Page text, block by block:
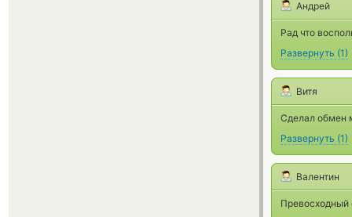
Андрей
Рад что
Развернуть (1)
Витя
Сделал обмен
Развернуть (1)
Валентин
Превосходный